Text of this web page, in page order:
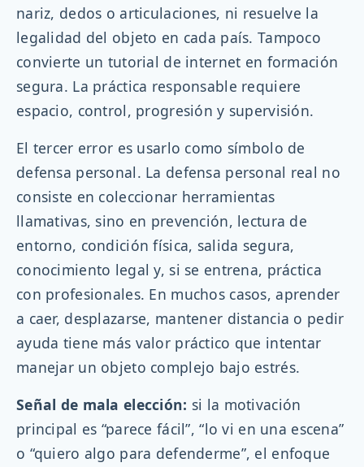
nariz, dedos o articulaciones, ni resuelve la
legalidad del objeto en cada país. Tampoco
convierte un tutorial de internet en formación
segura. La práctica responsable requiere
espacio, control, progresión y supervisión.
El tercer error es usarlo como símbolo de
defensa personal. La defensa personal real no
consiste en coleccionar herramientas
llamativas, sino en prevención, lectura de
entorno, condición física, salida segura,
conocimiento legal y, si se entrena, práctica
con profesionales. En muchos casos, aprender
a caer, desplazarse, mantener distancia o pedir
ayuda tiene más valor práctico que intentar
manejar un objeto complejo bajo estrés.
Señal de mala elección: si la motivación
principal es “parece fácil”, “lo vi en una escena”
o “quiero algo para defenderme”, el enfoque